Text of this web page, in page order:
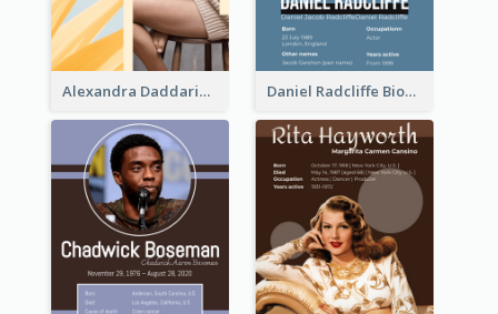
Alexandra Daddario Biography Daniel Radcliffe Biography